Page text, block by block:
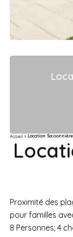
Accueil Location
Proximité des
pour familles
8 Personnes; 4